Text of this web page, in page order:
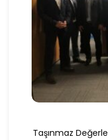
Taşınmaz